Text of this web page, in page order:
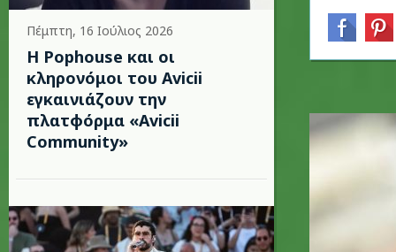
Πέμπτη, 16 Ιούλιος 2026
Η Pophouse και οι
κληρονόμοι του Avicii
εγκαινιάζουν την
πλατφόρμα «Avicii
Community»